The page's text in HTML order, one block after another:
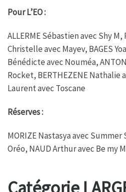
Pour L’EO :
ALLERME Sébastien avec Shy M,
Christelle avec Mayev, BAGES
Bénédicte avec Nouméa,
Rocket, BERTHEZENE Nathalie
Laurent avec Toscane
Réserves :
MORIZE Nastasya avec Summer
Oréo, NAUD Arthur avec Be my